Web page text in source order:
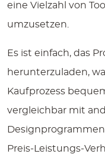
eine Vielzahl von
umzusetzen.
Es ist einfach, das
herunterzuladen,
Kaufprozess
vergleichbar mit
Preis-Leistungs-